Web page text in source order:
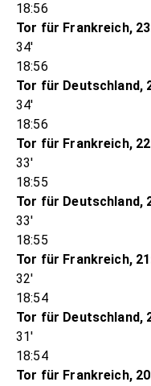
18:56
Tor für Frankreich,
34'
18:56
Tor für Deutschland,
34'
18:56
Tor für Frankreich,
33'
18:55
Tor für Deutschland,
33'
18:55
Tor für Frankreich,
32'
18:54
Tor für Deutschland,
31'
18:54
Tor für Frankreich,